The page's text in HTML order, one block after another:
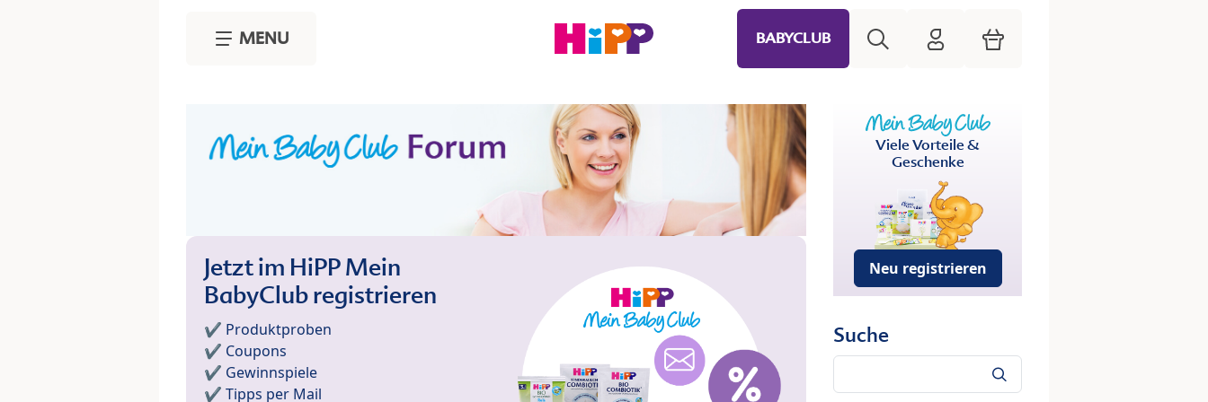
MENU BABYCLUB HiPP Mein Babyclub
Warenkorb
Jetzt im HiPP Mein
BabyClub registrieren
✔️ Produktproben
✔️ Coupons
✔️ Gewinnspiele
✔️ Tipps per Mail
Viele Vorteile &
Geschenke
Neu registrieren
Suche